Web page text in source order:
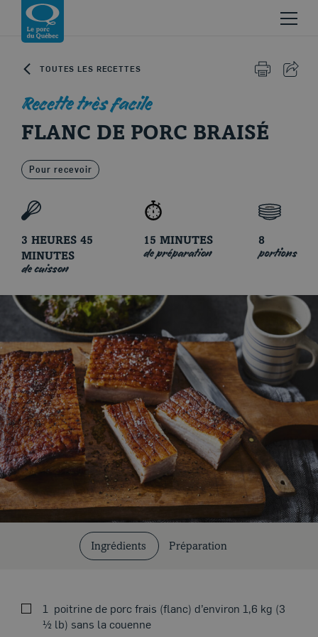
Skip to content
Revenir à la page d’accueil
Le porc d'ici
Coupes et cuissons
TOUTES LES RECETTES IMPRIMER
Recette très facile
FLANC DE PORC BRAISÉ
Pour recevoir
3 HEURES 45
MINUTES
de cuisson
15 MINUTES
de préparation
8
portions
Ingrédients Préparation
1 poitrine de porc frais (flanc) d’environ 1,6 kg (3
½ lb) sans la couenne